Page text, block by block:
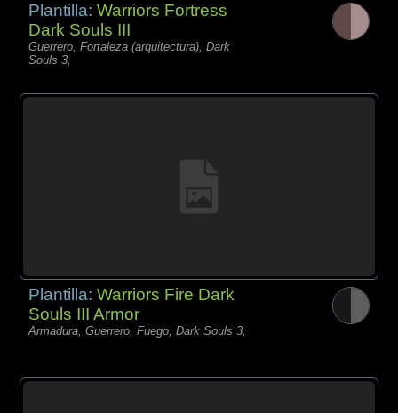
Plantilla:Warriors Fortress
Dark Souls III
Guerrero, Fortaleza (arquitectura), Dark
Souls 3,
Plantilla:Warriors Fire Dark
Souls III Armor
Armadura, Guerrero, Fuego, Dark Souls 3,